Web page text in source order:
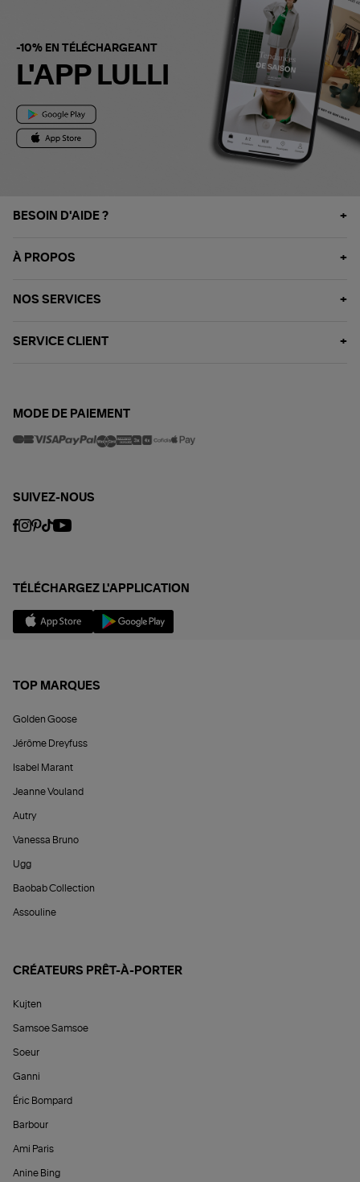
-10% EN TÉLÉCHARGEANT
L'APP LULLI
BESOIN D'AIDE ?
À PROPOS
NOS SERVICES
SERVICE CLIENT
MODE DE PAIEMENT
SUIVEZ-NOUS
TÉLÉCHARGEZ L'APPLICATION
TOP MARQUES
Golden Goose
Jérôme Dreyfuss
Isabel Marant
Jeanne Vouland
Autry
Vanessa Bruno
Ugg
Baobab Collection
Assouline
CRÉATEURS PRÊT-À-PORTER
Kujten
Samsoe Samsoe
Soeur
Ganni
Éric Bompard
Barbour
Ami Paris
Anine Bing